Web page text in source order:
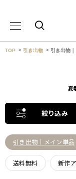
TOP 引き出物 引き出物
夏
絞り込み
引き出物｜メイン単品
送料無料 新作